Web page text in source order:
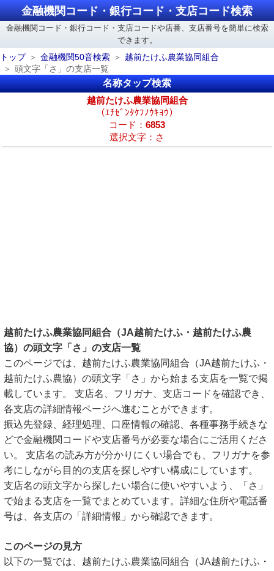
金融機関コード・銀行コード・支店コード検索
金融機関コード・銀行コード・支店コードや店番、支店番号を簡単に検索
できます。
トップ
金融機関50音検索
越前たけふ農業協同組合
頭文字「さ」の支店一覧
名称タップ検索
越前たけふ農業協同組合
（ｴﾁｾﾞﾝﾀｹﾌﾉｳｷﾖｳ）
コード： 6853
選択文字：さ
越前たけふ農業協同組合（JA越前たけふ・越前たけふ農
協）の頭文字「さ」の支店一覧
このページでは、越前たけふ農業協同組合（JA越前たけふ・
越前たけふ農協）の頭文字「さ」から始まる支店を一覧で掲
載しています。 支店名、フリガナ、支店コードを確認でき、
各支店の詳細情報ページへ進むことができます。
振込先登録、経理処理、口座情報の確認、各種事務手続きな
どで金融機関コードや支店番号が必要な場合にご活用くださ
い。 支店名の読み方が分かりにくい場合でも、フリガナを参
考にしながら目的の支店を探しやすい構成にしています。
支店名の頭文字から探したい場合に使いやすいよう、「さ」
で始まる支店を一覧でまとめています。詳細な住所や電話番
号は、各支店の「詳細情報」から確認できます。
このページの見方
以下の一覧では、越前たけふ農業協同組合（JA越前たけふ・